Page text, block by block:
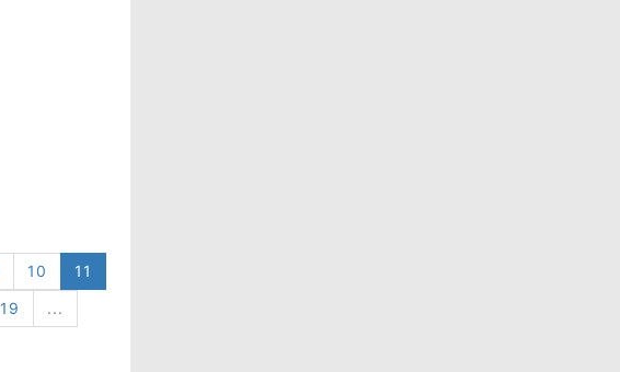
10
11
19
...